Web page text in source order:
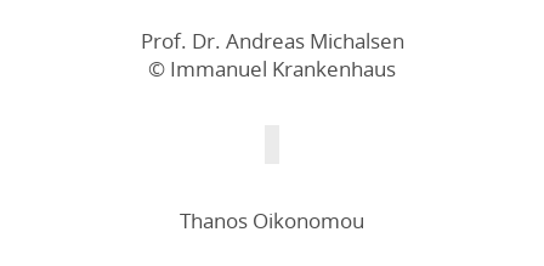
Prof. Dr. Andreas Michalsen
© Immanuel Krankenhaus
Thanos Oikonomou